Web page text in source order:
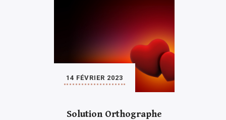
Solution Orthographe
14 FÉVRIER 2023